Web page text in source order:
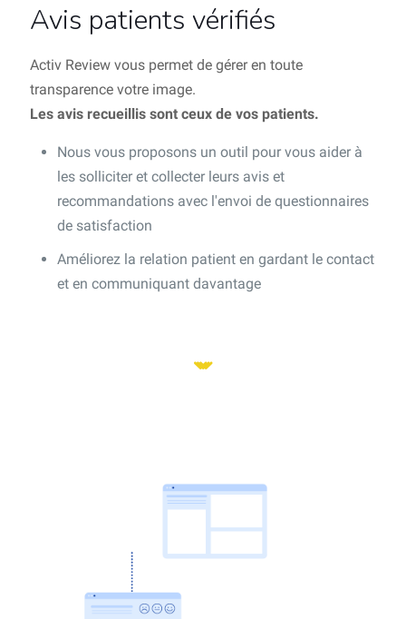
Avis patients vérifiés
Activ Review vous permet de gérer en toute
transparence votre image.
Les avis recueillis sont ceux de vos patients.
Nous vous proposons un outil pour vous aider à
les solliciter et collecter leurs avis et
recommandations avec l'envoi de questionnaires
de satisfaction
Améliorez la relation patient en gardant le contact
et en communiquant davantage